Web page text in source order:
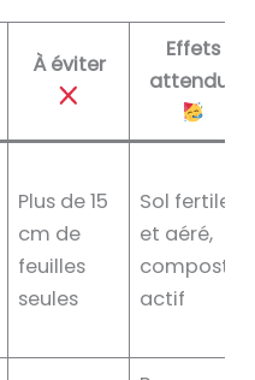
À éviter
Effets
attendus
Plus de 15
cm de
feuilles
seules
Sol fertile
et aéré,
compost
actif